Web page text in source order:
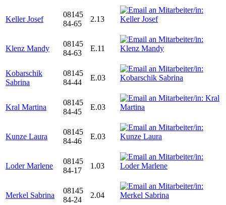
Keller Josef
08145
84-65
2.13
Klenz Mandy
08145
84-63
E.11
Kobarschik
Sabrina
08145
84-44
E.03
Kral Martina
08145
84-45
E.03
Kunze Laura
08145
84-46
E.03
Loder Marlene
08145
84-17
1.03
Merkel Sabrina
08145
84-24
2.04